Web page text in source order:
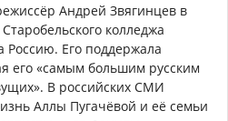
Андрей Звягинцев в
колледжа
Россию. Его поддержала
его «самым большим русским
В российских СМИ
Аллы Пугачёвой и её семьи